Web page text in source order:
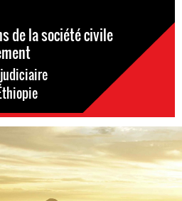
de la société civile